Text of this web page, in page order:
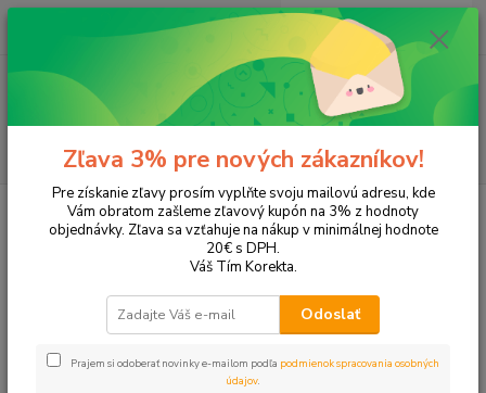
Hľadať
ks
za 0,00 EUR
Tonery a náplne do tlačiarní Hewlett Packard
HP LaserJet
Enterprise
LaserJet Enterprise 500mfp M525
LaserJet Enterprise 500mfp
V tejto kategórii nebol nájdený žiadny tovar.
Zľava 3% pre nových zákazníkov!
Pre získanie zľavy prosím vyplňte svoju mailovú adresu, kde
Vám obratom zašleme zľavový kupón na 3% z hodnoty
objednávky. Zľava sa vzťahuje na nákup v minimálnej hodnote
20€ s DPH.
Váš Tím Korekta.
Odoslať
Prajem si odoberať novinky e-mailom podľa podmienok spracovania osobných
údajov.